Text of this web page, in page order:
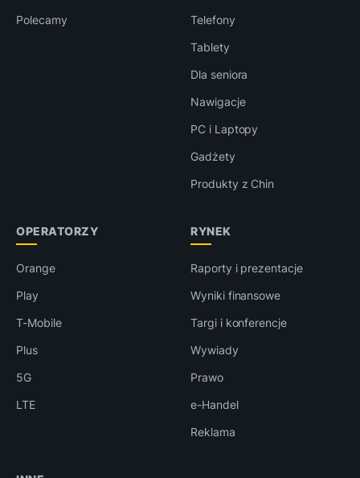
Polecamy
Telefony
Tablety
Dla seniora
Nawigacje
PC i Laptopy
Gadżety
Produkty z Chin
OPERATORZY
Orange
Play
T-Mobile
Plus
5G
LTE
RYNEK
Raporty i prezentacje
Wyniki finansowe
Targi i konferencje
Wywiady
Prawo
e-Handel
Reklama